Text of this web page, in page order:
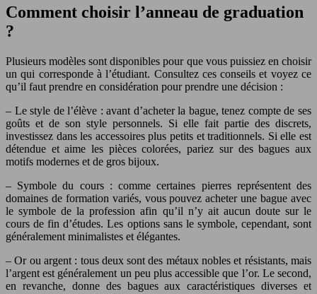
Comment choisir l’anneau de graduation
?
Plusieurs modèles sont disponibles pour que vous puissiez en choisir
un qui corresponde à l’étudiant. Consultez ces conseils et voyez ce
qu’il faut prendre en considération pour prendre une décision :
– Le style de l’élève : avant d’acheter la bague, tenez compte de ses
goûts et de son style personnels. Si elle fait partie des discrets,
investissez dans les accessoires plus petits et traditionnels. Si elle est
détendue et aime les pièces colorées, pariez sur des bagues aux
motifs modernes et de gros bijoux.
– Symbole du cours : comme certaines pierres représentent des
domaines de formation variés, vous pouvez acheter une bague avec
le symbole de la profession afin qu’il n’y ait aucun doute sur le
cours de fin d’études. Les options sans le symbole, cependant, sont
généralement minimalistes et élégantes.
– Or ou argent : tous deux sont des métaux nobles et résistants, mais
l’argent est généralement un peu plus accessible que l’or. Le second,
en revanche, donne des bagues aux caractéristiques diverses et